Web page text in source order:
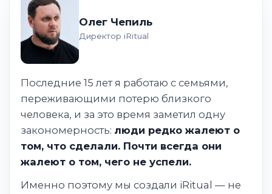
Олег Чепиль
Директор iRitual
Последние 15 лет я работаю с семьями,
переживающими потерю близкого
человека, и за это время заметил одну
закономерность: люди редко жалеют о
том, что сделали. Почти всегда они
жалеют о том, чего не успели.
Именно поэтому мы создали iRitual — не